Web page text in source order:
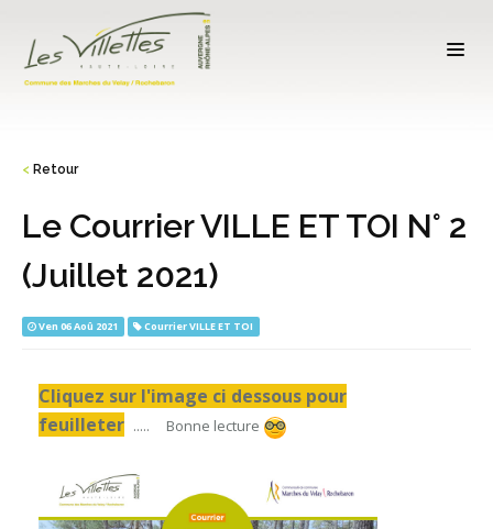
< Retour
Le Courrier VILLE ET TOI N° 2
(Juillet 2021)
Ven 06 Aoû 2021 Courrier VILLE ET TOI
Cliquez sur l'image ci dessous pour
feuilleter ..... Bonne lecture